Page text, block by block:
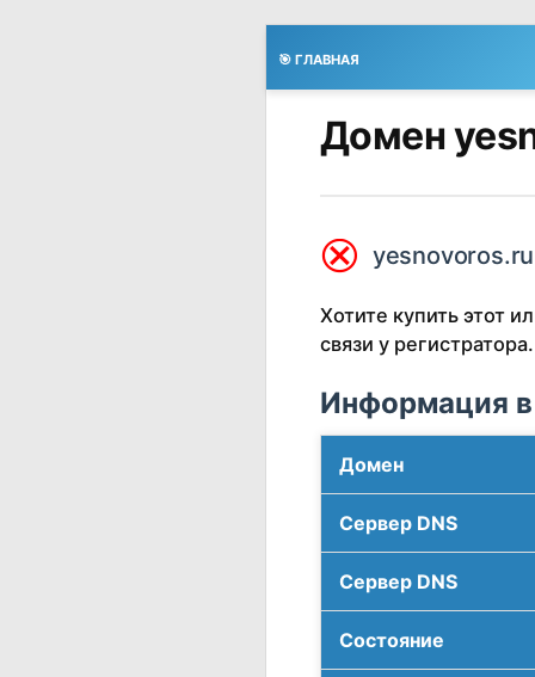
🎯 ГЛАВНАЯ
Домен
⮿ yesnovoros.ru
Хотите купить этот
связи у регистратора.
Информация в
Домен
Сервер DNS
Сервер DNS
Соcтояние